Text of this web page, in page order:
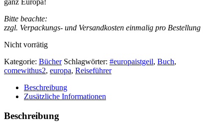
Bitte beachte:
zzgl. Verpackungs- und Versandkosten einmalig pro Bestellung
Nicht vorrätig
Kategorie: Bücher Schlagwörter: #europaistgeil, Buch,
comewithus2, europa, Reiseführer
Beschreibung
Zusätzliche Informationen
Beschreibung